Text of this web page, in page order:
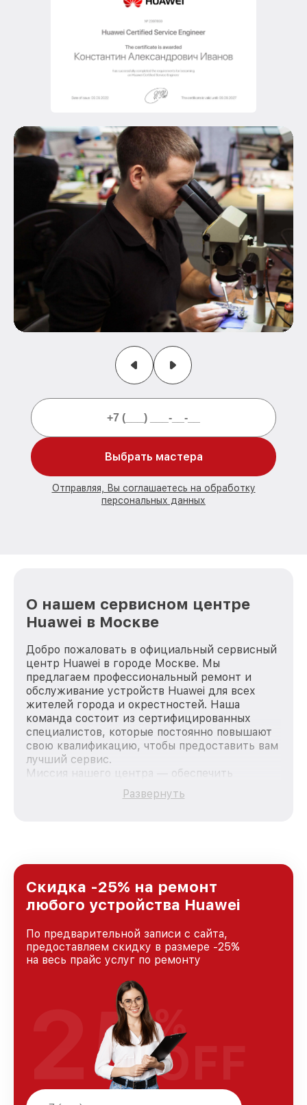
Выбрать мастера
Отправляя, Вы соглашаетесь на обработку
персональных данных
О нашем сервисном центре
Huawei в Москве
Добро пожаловать в официальный сервисный
центр Huawei в городе Москве. Мы
предлагаем профессиональный ремонт и
обслуживание устройств Huawei для всех
жителей города и окрестностей. Наша
команда состоит из сертифицированных
специалистов, которые постоянно повышают
свою квалификацию, чтобы предоставить вам
лучший сервис.
Миссия нашего центра — обеспечить
качественный и доступный ремонт для
каждого пользователя продукции Huawei, вне
Москве, постоянно повышая уровень доверия
и лояльности наших клиентов.
Развернуть
Скидка -25% на ремонт
любого устройства Huawei
По предварительной записи с сайта,
предоставляем скидку в размере -25%
на весь прайс услуг по ремонту
25%
OFF